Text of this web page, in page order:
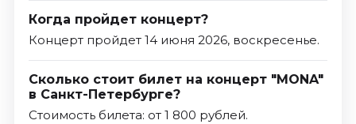
Когда пройдет концерт?
Концерт пройдет 14 июня 2026, воскресенье.
Сколько стоит билет на концерт "MONA"
в Санкт-Петербурге?
Стоимость билета: от 1 800 рублей.